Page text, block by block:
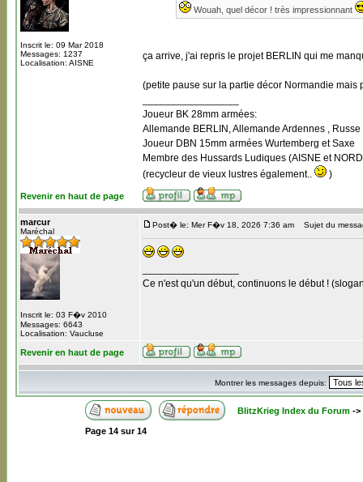
Inscrit le: 09 Mar 2018
Messages: 1237
Localisation: AISNE
Wouah, quel décor ! très impressionnant
ça arrive, j'ai repris le projet BERLIN qui me
(petite pause sur la partie décor Normandie mais
Joueur BK 28mm armées:
Allemande BERLIN, Allemande Ardennes ,
Joueur DBN 15mm armées Wurtemberg et Saxe
Membre des Hussards Ludiques (AISNE et
(recycleur de vieux lustres également..
)
Revenir en haut de page
marcur
Maréchal
Inscrit le: 03 F�v 2010
Messages: 6643
Localisation: Vaucluse
Post� le: Mer F�v 18, 2026 7:36 am Sujet du
Ce n'est qu'un début, continuons le début !
Revenir en haut de page
Montrer les messages depuis:
BlitzKrieg Index du Forum->
Page 14sur14